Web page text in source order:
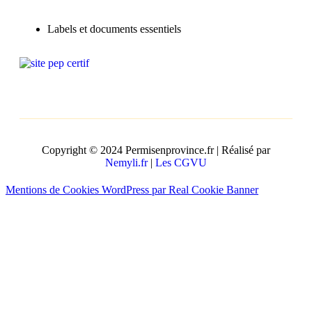
Labels et documents essentiels
Copyright © 2024 Permisenprovince.fr | Réalisé par
Nemyli.fr| Les CGVU
Mentions de Cookies WordPress par Real Cookie Banner